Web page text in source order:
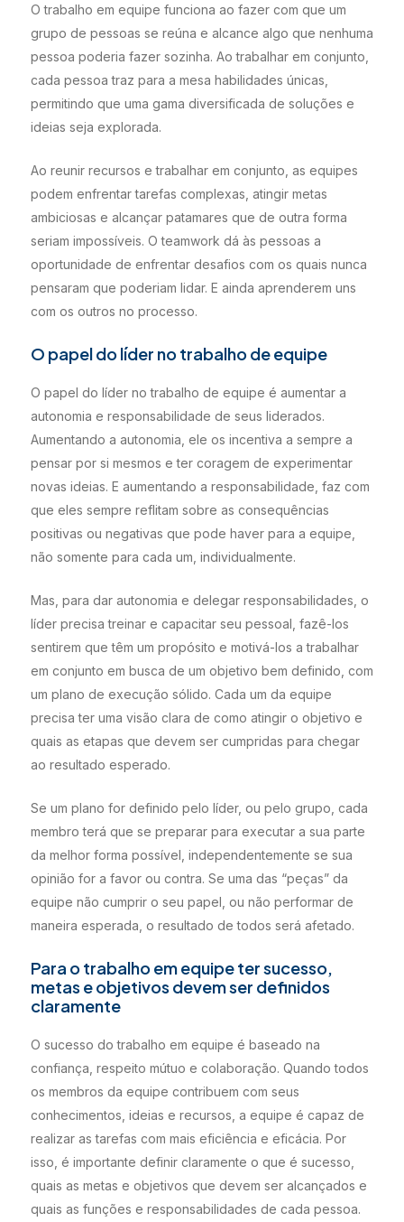
O trabalho em equipe funciona ao fazer com que um
grupo de pessoas se reúna e alcance algo que nenhuma
pessoa poderia fazer sozinha. Ao trabalhar em conjunto,
cada pessoa traz para a mesa habilidades únicas,
permitindo que uma gama diversificada de soluções e
ideias seja explorada.
Ao reunir recursos e trabalhar em conjunto, as equipes
podem enfrentar tarefas complexas, atingir metas
ambiciosas e alcançar patamares que de outra forma
seriam impossíveis. O teamwork dá às pessoas a
oportunidade de enfrentar desafios com os quais nunca
pensaram que poderiam lidar. E ainda aprenderem uns
com os outros no processo.
O papel do líder no trabalho de equipe
O papel do líder no trabalho de equipe é aumentar a
autonomia e responsabilidade de seus liderados.
Aumentando a autonomia, ele os incentiva a sempre a
pensar por si mesmos e ter coragem de experimentar
novas ideias. E aumentando a responsabilidade, faz com
que eles sempre reflitam sobre as consequências
positivas ou negativas que pode haver para a equipe,
não somente para cada um, individualmente.
Mas, para dar autonomia e delegar responsabilidades, o
líder precisa treinar e capacitar seu pessoal, fazê-los
sentirem que têm um propósito e motivá-los a trabalhar
em conjunto em busca de um objetivo bem definido, com
um plano de execução sólido. Cada um da equipe
precisa ter uma visão clara de como atingir o objetivo e
quais as etapas que devem ser cumpridas para chegar
ao resultado esperado.
Se um plano for definido pelo líder, ou pelo grupo, cada
membro terá que se preparar para executar a sua parte
da melhor forma possível, independentemente se sua
opinião for a favor ou contra. Se uma das “peças” da
equipe não cumprir o seu papel, ou não performar de
maneira esperada, o resultado de todos será afetado.
Para o trabalho em equipe ter sucesso,
metas e objetivos devem ser definidos
claramente
O sucesso do trabalho em equipe é baseado na
confiança, respeito mútuo e colaboração. Quando todos
os membros da equipe contribuem com seus
conhecimentos, ideias e recursos, a equipe é capaz de
realizar as tarefas com mais eficiência e eficácia. Por
isso, é importante definir claramente o que é sucesso,
quais as metas e objetivos que devem ser alcançados e
quais as funções e responsabilidades de cada pessoa.